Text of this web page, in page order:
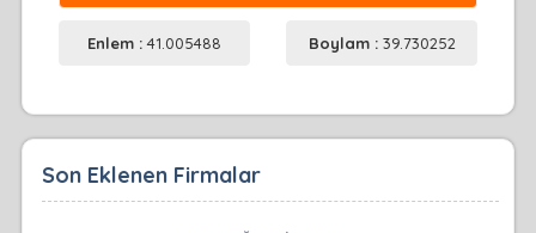
Enlem :41.005488 Boylam : 39.730252
Son Eklenen Firmalar